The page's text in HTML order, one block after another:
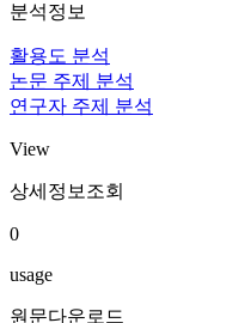
분석정보
활용도 분석
논문 주제 분석
연구자 주제 분석
View
상세정보조회
0
usage
원문다운로드